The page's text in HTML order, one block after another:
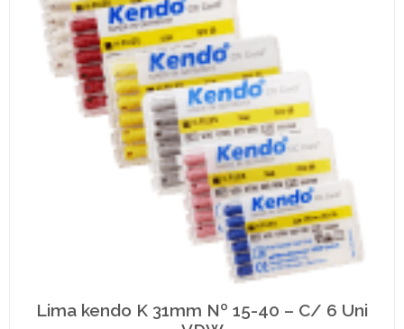
Lima kendo K 31mm Nº 15-40 – C/ 6 Uni